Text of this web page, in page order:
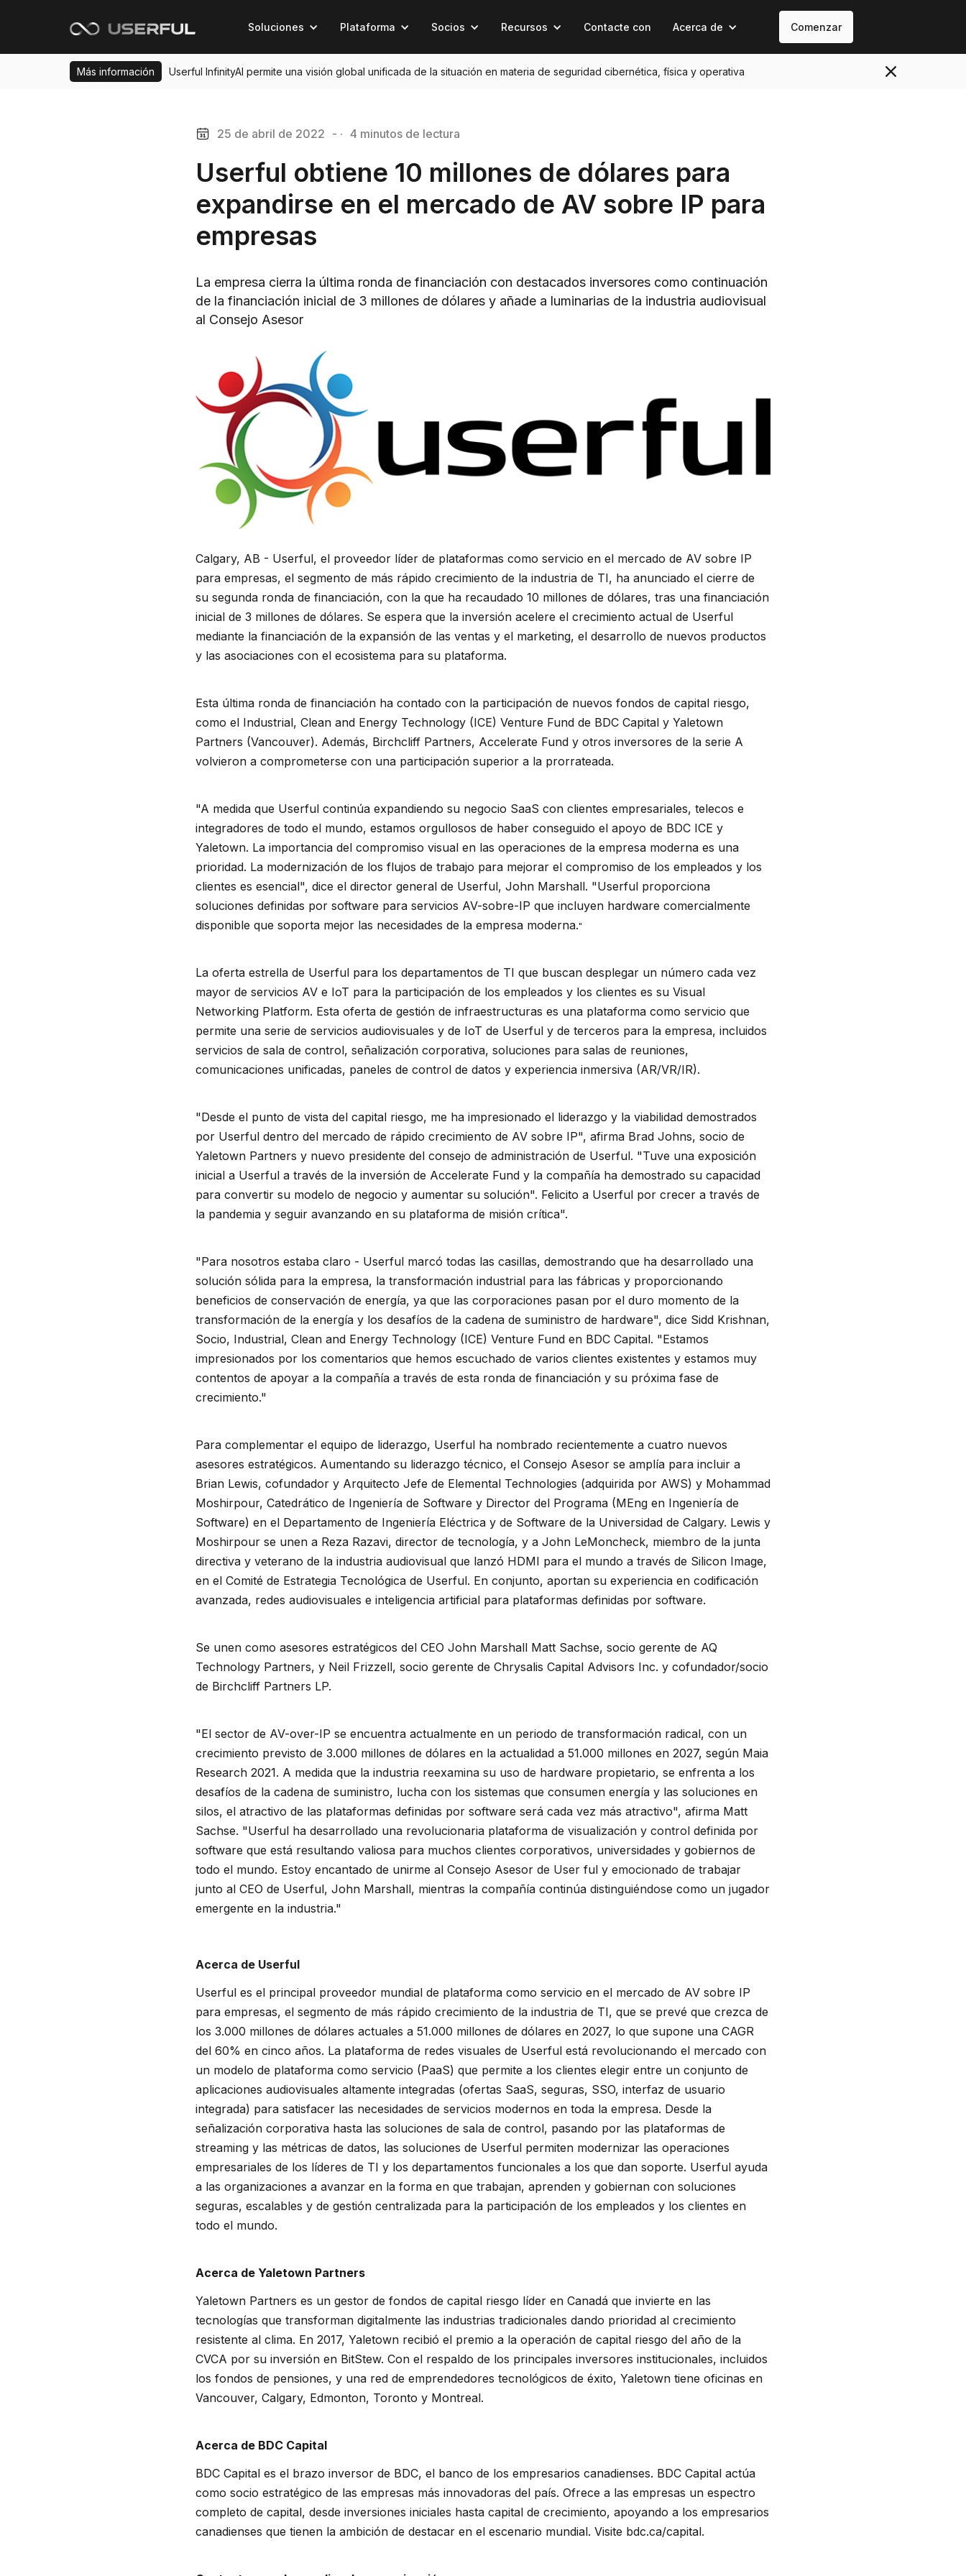
Soluciones Plataforma Socios Recursos Contacte con Acerca de Comenzar
Más información Userful InfinityAI permite una visión global unificada de la situación en materia de seguridad cibernética, física y operativa
25 de abril de 2022 - · 4 minutos de lectura
Userful obtiene 10 millones de dólares para
expandirse en el mercado de AV sobre IP para
empresas
La empresa cierra la última ronda de financiación con destacados inversores como continuación
de la financiación inicial de 3 millones de dólares y añade a luminarias de la industria audiovisual
al Consejo Asesor
Calgary, AB - Userful, el proveedor líder de plataformas como servicio en el mercado de AV sobre IP
para empresas, el segmento de más rápido crecimiento de la industria de TI, ha anunciado el cierre de
su segunda ronda de financiación, con la que ha recaudado 10 millones de dólares, tras una financiación
inicial de 3 millones de dólares. Se espera que la inversión acelere el crecimiento actual de Userful
mediante la financiación de la expansión de las ventas y el marketing, el desarrollo de nuevos productos
y las asociaciones con el ecosistema para su plataforma.
Esta última ronda de financiación ha contado con la participación de nuevos fondos de capital riesgo,
como el Industrial, Clean and Energy Technology (ICE) Venture Fund de BDC Capital y Yaletown
Partners (Vancouver). Además, Birchcliff Partners, Accelerate Fund y otros inversores de la serie A
volvieron a comprometerse con una participación superior a la prorrateada.
"A medida que Userful continúa expandiendo su negocio SaaS con clientes empresariales, telecos e
integradores de todo el mundo, estamos orgullosos de haber conseguido el apoyo de BDC ICE y
Yaletown. La importancia del compromiso visual en las operaciones de la empresa moderna es una
prioridad. La modernización de los flujos de trabajo para mejorar el compromiso de los empleados y los
clientes es esencial", dice el director general de Userful, John Marshall. "Userful proporciona
soluciones definidas por software para servicios AV-sobre-IP que incluyen hardware comercialmente
disponible que soporta mejor las necesidades de la empresa moderna."
La oferta estrella de Userful para los departamentos de TI que buscan desplegar un número cada vez
mayor de servicios AV e IoT para la participación de los empleados y los clientes es su Visual
Networking Platform. Esta oferta de gestión de infraestructuras es una plataforma como servicio que
permite una serie de servicios audiovisuales y de IoT de Userful y de terceros para la empresa, incluidos
servicios de sala de control, señalización corporativa, soluciones para salas de reuniones,
comunicaciones unificadas, paneles de control de datos y experiencia inmersiva (AR/VR/IR).
"Desde el punto de vista del capital riesgo, me ha impresionado el liderazgo y la viabilidad demostrados
por Userful dentro del mercado de rápido crecimiento de AV sobre IP", afirma Brad Johns, socio de
Yaletown Partners y nuevo presidente del consejo de administración de Userful. "Tuve una exposición
inicial a Userful a través de la inversión de Accelerate Fund y la compañía ha demostrado su capacidad
para convertir su modelo de negocio y aumentar su solución". Felicito a Userful por crecer a través de
la pandemia y seguir avanzando en su plataforma de misión crítica".
"Para nosotros estaba claro - Userful marcó todas las casillas, demostrando que ha desarrollado una
solución sólida para la empresa, la transformación industrial para las fábricas y proporcionando
beneficios de conservación de energía, ya que las corporaciones pasan por el duro momento de la
transformación de la energía y los desafíos de la cadena de suministro de hardware", dice Sidd Krishnan,
Socio, Industrial, Clean and Energy Technology (ICE) Venture Fund en BDC Capital. "Estamos
impresionados por los comentarios que hemos escuchado de varios clientes existentes y estamos muy
contentos de apoyar a la compañía a través de esta ronda de financiación y su próxima fase de
crecimiento."
Para complementar el equipo de liderazgo, Userful ha nombrado recientemente a cuatro nuevos
asesores estratégicos. Aumentando su liderazgo técnico, el Consejo Asesor se amplía para incluir a
Brian Lewis, cofundador y Arquitecto Jefe de Elemental Technologies (adquirida por AWS) y Mohammad
Moshirpour, Catedrático de Ingeniería de Software y Director del Programa (MEng en Ingeniería de
Software) en el Departamento de Ingeniería Eléctrica y de Software de la Universidad de Calgary. Lewis y
Moshirpour se unen a Reza Razavi, director de tecnología, y a John LeMoncheck, miembro de la junta
directiva y veterano de la industria audiovisual que lanzó HDMI para el mundo a través de Silicon Image,
en el Comité de Estrategia Tecnológica de Userful. En conjunto, aportan su experiencia en codificación
avanzada, redes audiovisuales e inteligencia artificial para plataformas definidas por software.
Se unen como asesores estratégicos del CEO John Marshall Matt Sachse, socio gerente de AQ
Technology Partners, y Neil Frizzell, socio gerente de Chrysalis Capital Advisors Inc. y cofundador/socio
de Birchcliff Partners LP.
"El sector de AV-over-IP se encuentra actualmente en un periodo de transformación radical, con un
crecimiento previsto de 3.000 millones de dólares en la actualidad a 51.000 millones en 2027, según Maia
Research 2021. A medida que la industria reexamina su uso de hardware propietario, se enfrenta a los
desafíos de la cadena de suministro, lucha con los sistemas que consumen energía y las soluciones en
silos, el atractivo de las plataformas definidas por software será cada vez más atractivo", afirma Matt
Sachse. "Userful ha desarrollado una revolucionaria plataforma de visualización y control definida por
software que está resultando valiosa para muchos clientes corporativos, universidades y gobiernos de
todo el mundo. Estoy encantado de unirme al Consejo Asesor de User ful y emocionado de trabajar
junto al CEO de Userful, John Marshall, mientras la compañía continúa distinguiéndose como un jugador
emergente en la industria."
Acerca de Userful
Userful es el principal proveedor mundial de plataforma como servicio en el mercado de AV sobre IP
para empresas, el segmento de más rápido crecimiento de la industria de TI, que se prevé que crezca de
los 3.000 millones de dólares actuales a 51.000 millones de dólares en 2027, lo que supone una CAGR
del 60% en cinco años. La plataforma de redes visuales de Userful está revolucionando el mercado con
un modelo de plataforma como servicio (PaaS) que permite a los clientes elegir entre un conjunto de
aplicaciones audiovisuales altamente integradas (ofertas SaaS, seguras, SSO, interfaz de usuario
integrada) para satisfacer las necesidades de servicios modernos en toda la empresa. Desde la
señalización corporativa hasta las soluciones de sala de control, pasando por las plataformas de
streaming y las métricas de datos, las soluciones de Userful permiten modernizar las operaciones
empresariales de los líderes de TI y los departamentos funcionales a los que dan soporte. Userful ayuda
a las organizaciones a avanzar en la forma en que trabajan, aprenden y gobiernan con soluciones
seguras, escalables y de gestión centralizada para la participación de los empleados y los clientes en
todo el mundo.
Acerca de Yaletown Partners
Yaletown Partners es un gestor de fondos de capital riesgo líder en Canadá que invierte en las
tecnologías que transforman digitalmente las industrias tradicionales dando prioridad al crecimiento
resistente al clima. En 2017, Yaletown recibió el premio a la operación de capital riesgo del año de la
CVCA por su inversión en BitStew. Con el respaldo de los principales inversores institucionales, incluidos
los fondos de pensiones, y una red de emprendedores tecnológicos de éxito, Yaletown tiene oficinas en
Vancouver, Calgary, Edmonton, Toronto y Montreal.
Acerca de BDC Capital
BDC Capital es el brazo inversor de BDC, el banco de los empresarios canadienses. BDC Capital actúa
como socio estratégico de las empresas más innovadoras del país. Ofrece a las empresas un espectro
completo de capital, desde inversiones iniciales hasta capital de crecimiento, apoyando a los empresarios
canadienses que tienen la ambición de destacar en el escenario mundial. Visite bdc.ca/capital.